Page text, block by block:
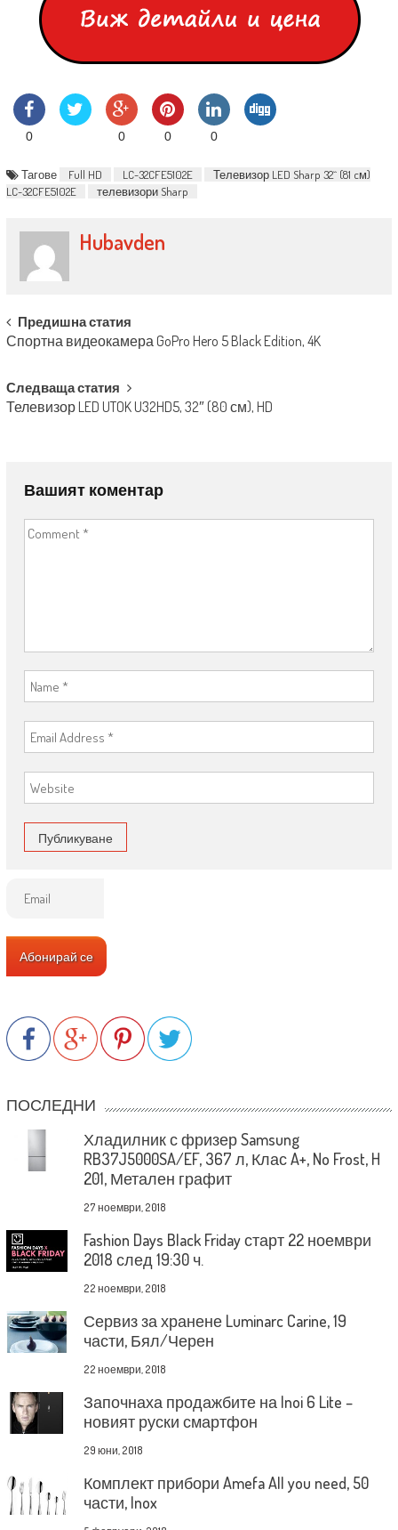
0 0 0 0
Тагове Full HD LC-32CFE5102E
Телевизор LED Sharp 32`` (81 cм)
LC-32CFE5102E
телевизори Sharp
Hubavden
Post navigation
Предишна статия
Спортна видеокамера GoPro Hero 5 Black Edition, 4K
Следваща статия
Телевизор LED UTOK U32HD5, 32″ (80 см), HD
Вашият коментар
ПОСЛЕДНИ
Хладилник с фризер Samsung
RB37J5000SA/EF, 367 л, Клас A+, No Frost, H
201, Метален графит
27 ноември, 2018
Fashion Days Black Friday старт 22 ноември
2018 след 19:30 ч.
22 ноември, 2018
Сервиз за хранене Luminarc Carine, 19
части, Бял/Черен
22 ноември, 2018
Започнаха продажбите на Inoi 6 Lite –
новият руски смартфон
29 юни, 2018
Комплект прибори Amefa All you need, 50
части, Inox